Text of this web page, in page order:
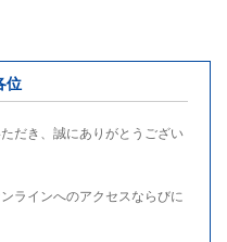
位
だき、誠にありがとうござい
ラインへのアクセスならびに